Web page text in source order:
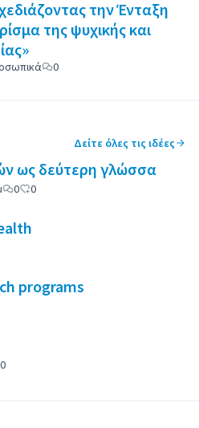
την Ένταξη
της ψυχικής και
0
Δείτε όλες τις ιδέες
ως δεύτερη γλώσσα
0 0
programs
0